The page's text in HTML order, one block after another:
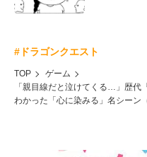
#ドラゴンクエスト
TOP
ゲーム
「親目線だと泣けてくる…」歴代
わかった「心に染みる」名シーン